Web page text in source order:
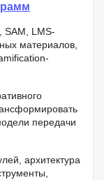
SAM, LMS-
материалов,
передачи
архитектура